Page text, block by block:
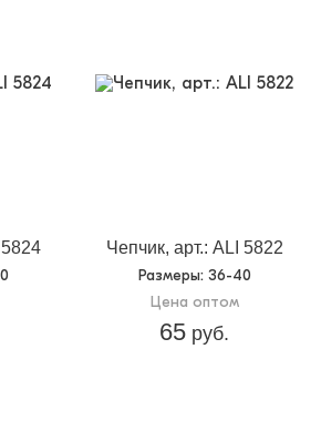
Чепчик, арт.: ALI 5822
Размеры: 36-40
Цена оптом
65 руб.